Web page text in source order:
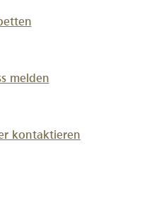
melden
kontaktieren